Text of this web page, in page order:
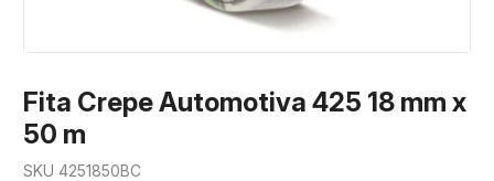
Fita Crepe Automotiva 425 18 mm x
50 m
SKU 4251850BC